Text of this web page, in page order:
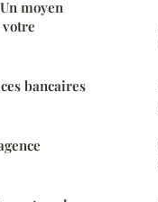
moyen
bancaires